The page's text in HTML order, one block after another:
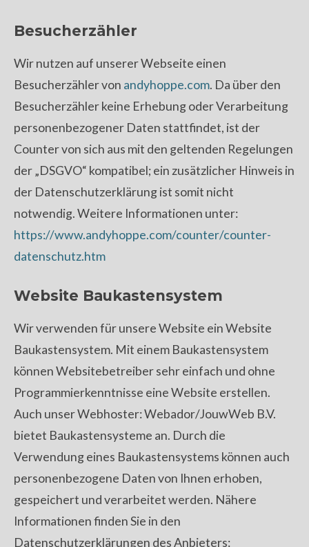
Besucherzähler
Wir nutzen auf unserer Webseite einen
Besucherzähler von andyhoppe.com. Da über den
Besucherzähler keine Erhebung oder Verarbeitung
personenbezogener Daten stattfindet, ist der
Counter von sich aus mit den geltenden Regelungen
der „DSGVO“ kompatibel; ein zusätzlicher Hinweis in
der Datenschutzerklärung ist somit nicht
notwendig. Weitere Informationen unter:
https://www.andyhoppe.com/counter/counter-
datenschutz.htm
Website Baukastensystem
Wir verwenden für unsere Website ein Website
Baukastensystem. Mit einem Baukastensystem
können Websitebetreiber sehr einfach und ohne
Programmierkenntnisse eine Website erstellen.
Auch unser Webhoster: Webador/JouwWeb B.V.
bietet Baukastensysteme an. Durch die
Verwendung eines Baukastensystems können auch
personenbezogene Daten von Ihnen erhoben,
gespeichert und verarbeitet werden. Nähere
Informationen finden Sie in den
Datenschutzerklärungen des Anbieters: